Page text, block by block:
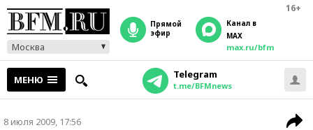
16+
Москва
прямой
эфир
Канал в
MAX
max.ru/bfm
МЕНЮ Telegram
t.me/BFMnews
8 июля 2009, 17:56